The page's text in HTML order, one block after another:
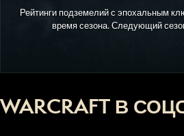
Рейтинги подземелий с эпохальным
время сезона. Следующий
WARCRAFT В